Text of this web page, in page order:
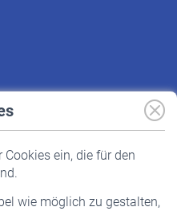
ein, die für den
wie möglich zu gestalten,